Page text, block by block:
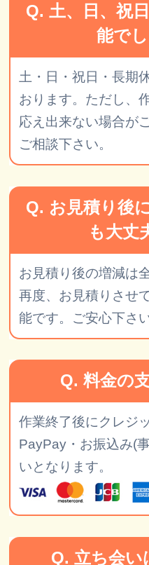
Q. 土、日、祝
能で
土・日・祝日・長期
おります。ただし、
応え出来ない場合が
ご相談下さい。
Q. お見積り後
も大丈
お見積り後の増減は
再度、お見積りさせ
能です。ご安心下さい
Q. 料金の
作業終了後にクレジ
PayPay・お振込み(
いとなります。
Q. 立ち会い